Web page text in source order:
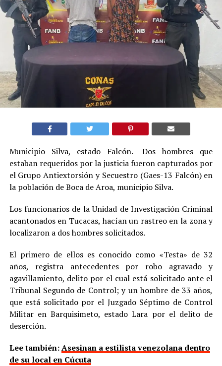
Municipio Silva, estado Falcón.- Dos hombres que
estaban requeridos por la justicia fueron capturados por
el Grupo Antiextorsión y Secuestro (Gaes-13 Falcón) en
la población de Boca de Aroa, municipio Silva.
Los funcionarios de la Unidad de Investigación Criminal
acantonados en Tucacas, hacían un rastreo en la zona y
localizaron a dos hombres solicitados.
El primero de ellos es conocido como «Testa» de 32
años, registra antecedentes por robo agravado y
agavillamiento, delito por el cual está solicitado ante el
Tribunal Segundo de Control; y un hombre de 33 años,
que está solicitado por el Juzgado Séptimo de Control
Militar en Barquisimeto, estado Lara por el delito de
deserción.
Lee también:Asesinan a estilista venezolana dentro
de su local en Cúcuta